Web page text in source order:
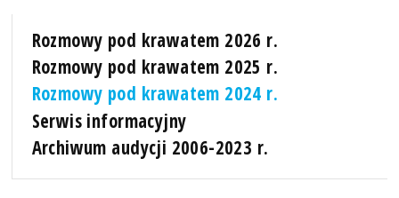
Rozmowy pod krawatem 2026 r.
Rozmowy pod krawatem 2025 r.
Rozmowy pod krawatem 2024 r.
Serwis informacyjny
Archiwum audycji 2006-2023 r.